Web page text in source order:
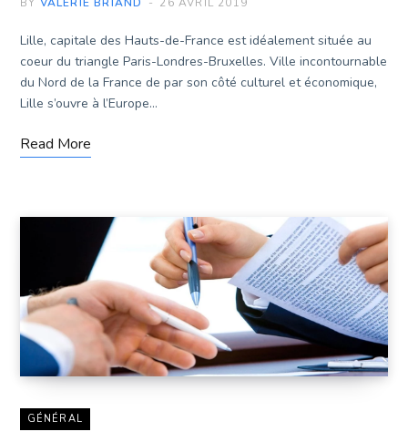
Lille, capitale des Hauts-de-France est idéalement située au
coeur du triangle Paris-Londres-Bruxelles. Ville incontournable
du Nord de la France de par son côté culturel et économique,
Lille s’ouvre à l’Europe…
Read More
GÉNÉRAL